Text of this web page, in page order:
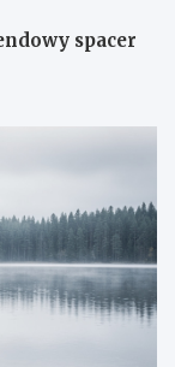
spacer